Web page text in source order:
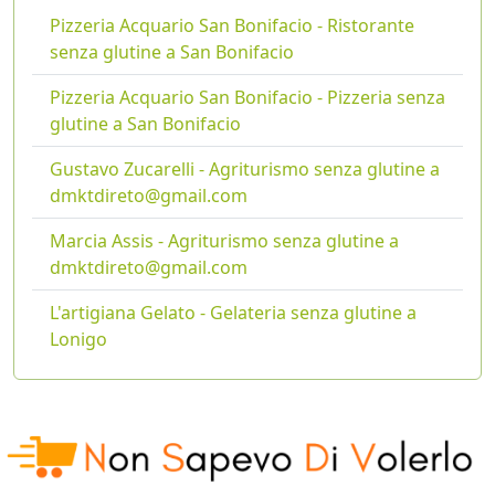
Pizzeria Acquario San Bonifacio - Ristorante
senza glutine a San Bonifacio
Pizzeria Acquario San Bonifacio - Pizzeria senza
glutine a San Bonifacio
Gustavo Zucarelli - Agriturismo senza glutine a
dmktdireto@gmail.com
Marcia Assis - Agriturismo senza glutine a
dmktdireto@gmail.com
L'artigiana Gelato - Gelateria senza glutine a
Lonigo